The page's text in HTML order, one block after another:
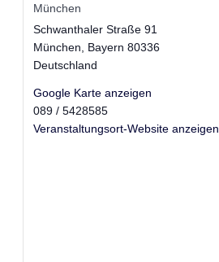
München
Schwanthaler Straße 91
München
Bayern 80336
Deutschland
Google Karte anzeigen
089 / 5428585
Veranstaltungsort-Website anzeigen